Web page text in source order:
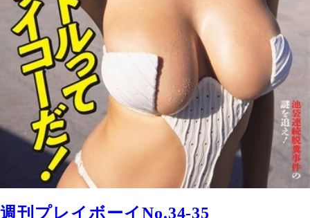
週刊プレイボーイNo.34-35